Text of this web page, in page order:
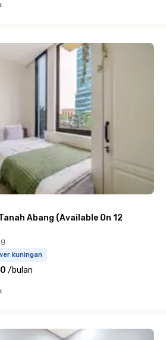
Abang (Available On 12
kuningan
/bulan